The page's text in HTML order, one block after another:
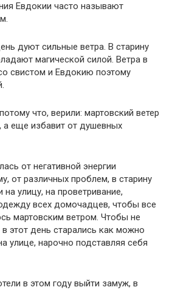
Евдокии часто называют
дуют сильные ветра. В старину
магической силой. Ветра в
свистом и Евдокию поэтому
что, верили: мартовский ветер
а еще избавит от душевных
от негативной энергии
от различных проблем, в старину
улицу, на проветривание,
всех домочадцев, чтобы все
мартовским ветром. Чтобы не
этот день старались как можно
улице, нарочно подставляя себя
в этом году выйти замуж, в